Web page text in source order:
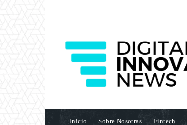
Inicio Sobre Nosotras Fintech